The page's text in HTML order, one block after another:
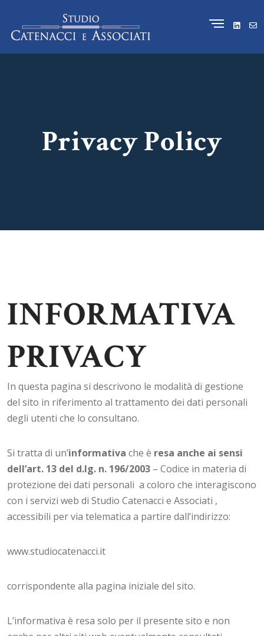
Privacy Policy
INFORMATIVA
PRIVACY
In questa pagina si descrivono le modalità di gestione
del sito in riferimento al trattamento dei dati personali
degli utenti che lo consultano.
Si tratta di un’informativa che è resa anche ai sensi
dell’art. 13 del d.lg. n. 196/2003 – Codice in materia di
protezione dei dati personali a coloro che interagiscono
con i servizi web di Studio Catenacci e Associati ,
accessibili per via telematica a partire dall’indirizzo:
www.studiocatenacci.it
corrispondente alla pagina iniziale del sito.
L’informativa è resa solo per il presente sito e non